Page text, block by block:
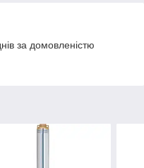
за домовленістю